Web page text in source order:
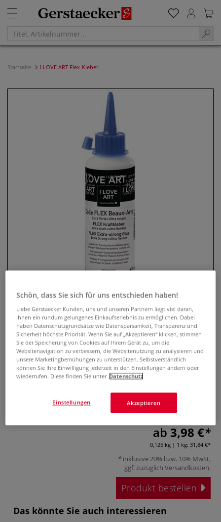
Startseite I LOVE ART Flex-Kleber
I LOVE ART Flex-Kleber
0 Bewertungen
Auf Wasserbasis, säurefrei, trocknet transparent und
ermöglicht die Verwendung als Medium oder Schutzlack
Ideal für Papier, Pappe und Holz.
Mehr
ab 3,98 €
0,125 kg | 1 kg: 31,84 €
inklusive 20% bzw. 10% MwSt,
ggf. zuzüglich Versandkosten.
Produkt bestellen
Das könnte Sie auch interessieren
Schön, dass Sie sich für uns entschieden haben!
Liebe Gerstaecker Kunden, uns und unseren Partnern liegt viel daran,
Ihnen ein rundum gelungenes Einkaufserlebnis zu ermöglichen. Dabei
haben Datenschutzgrundsätze wie Datensparsamkeit, Transparenz und
Sicherheit höchste Priorität. Wenn Sie auf „Akzeptieren“ klicken, stimmen
Sie der Speicherung von Cookies auf Ihrem Gerät zu, um die
Websitenavigation zu verbessern, die Websitenutzung zu analysieren und
unsere Marketingbemühungen zu unterstützen. Selbstverständlich
können Sie Ihre Einwilligung jederzeit in den Einstellungen ändern oder
wiederrufen. Diese finden Sie unter Datenschutz
Akzeptieren
Einstellungen